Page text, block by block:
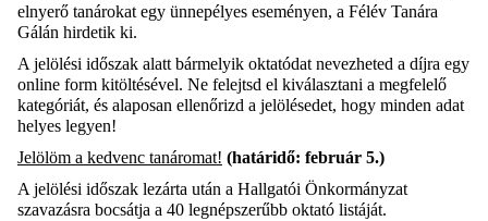
elnyerő tanárokat egy ünnepélyes eseményen, a Félév Tanára
Gálán hirdetik ki.
A jelölési időszak alatt bármelyik oktatódat nevezheted a díjra egy
online form kitöltésével. Ne felejtsd el kiválasztani a megfelelő
kategóriát, és alaposan ellenőrizd a jelölésedet, hogy minden adat
helyes legyen!
Jelölöm a kedvenc tanáromat! (határidő: február 5.)
A jelölési időszak lezárta után a Hallgatói Önkormányzat
szavazásra bocsátja a 40 legnépszerűbb oktató listáját.